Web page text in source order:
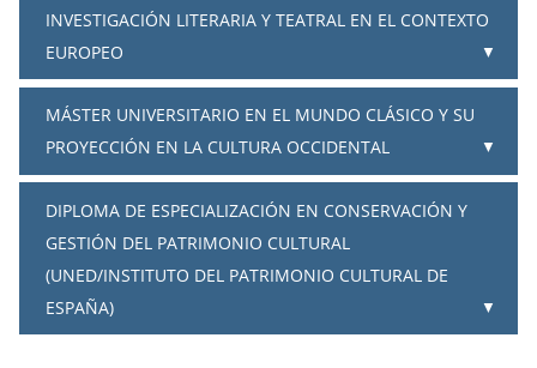
INVESTIGACIÓN LITERARIA Y TEATRAL EN EL CONTEXTO
EUROPEO
MÁSTER UNIVERSITARIO EN EL MUNDO CLÁSICO Y SU
PROYECCIÓN EN LA CULTURA OCCIDENTAL
DIPLOMA DE ESPECIALIZACIÓN EN CONSERVACIÓN Y
GESTIÓN DEL PATRIMONIO CULTURAL
(UNED/INSTITUTO DEL PATRIMONIO CULTURAL DE
ESPAÑA)